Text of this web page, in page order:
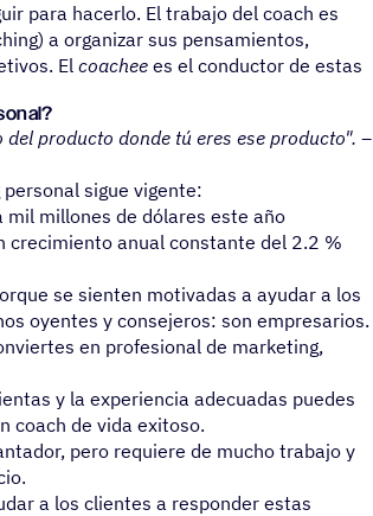
para hacerlo. El trabajo del coach es
a organizar sus pensamientos,
Elcoachee es el conductor de estas
producto donde tú eres ese producto". –
sigue vigente:
mil millones de dólares este año
crecimiento anual constante del 2.2 %
se sienten motivadas a ayudar a los
oyentes y consejeros: son empresarios.
en profesional de marketing,
y la experiencia adecuadas puedes
coach de vida exitoso.
pero requiere de mucho trabajo y
a los clientes a responder estas